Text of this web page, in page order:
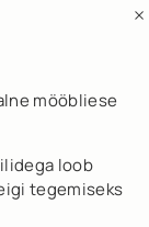
mööbliese
loob
tegemiseks